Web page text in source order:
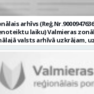
prasme; prasme
spējas; augsta
un komandā;
mēs piedāvājam: dinamisku,
atbildīgu darbu un ideju
Pašvaldībā; pamatalgu
pēc pārbaudes
iespēju saņemt
par labu darba sniegumu;
apdrošināšanu pēc
garantijas/labumus
aicina darbā namu
laiku) Valmieras
valsts arhīvā uzkrājam,
un popularizējam
un Limbažu novadi.
rūpīgu un atbildīgu
mūsu darba vietu Valmierā,
Mums ir svarīgi, lai Tev ir: • vismaz